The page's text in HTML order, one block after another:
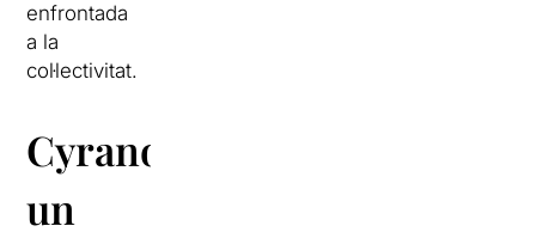
enfrontada
a la
col·lectivitat.
Cyrano,
un